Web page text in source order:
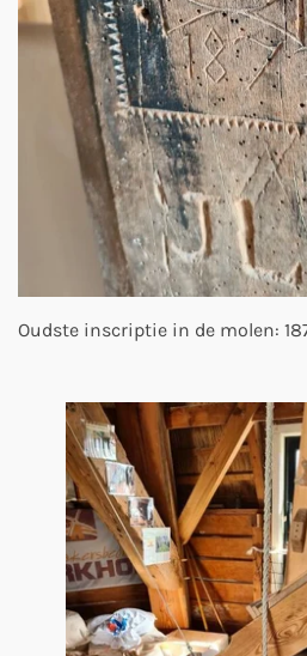
Oudste inscriptie in de molen: